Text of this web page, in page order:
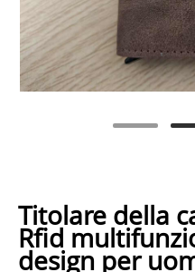
Titolare della
Rfid
design per